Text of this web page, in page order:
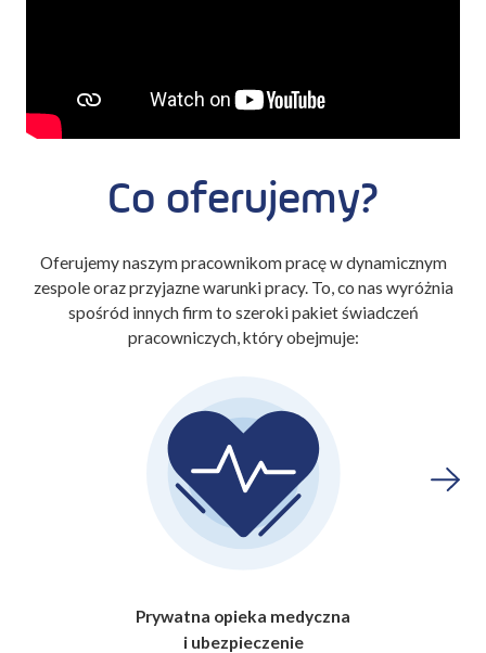
Co oferujemy?
Oferujemy naszym pracownikom pracę w dynamicznym
zespole oraz przyjazne warunki pracy. To, co nas wyróżnia
spośród innych firm to szeroki pakiet świadczeń
pracowniczych, który obejmuje:
Prywatna opieka medyczna
i ubezpieczenie